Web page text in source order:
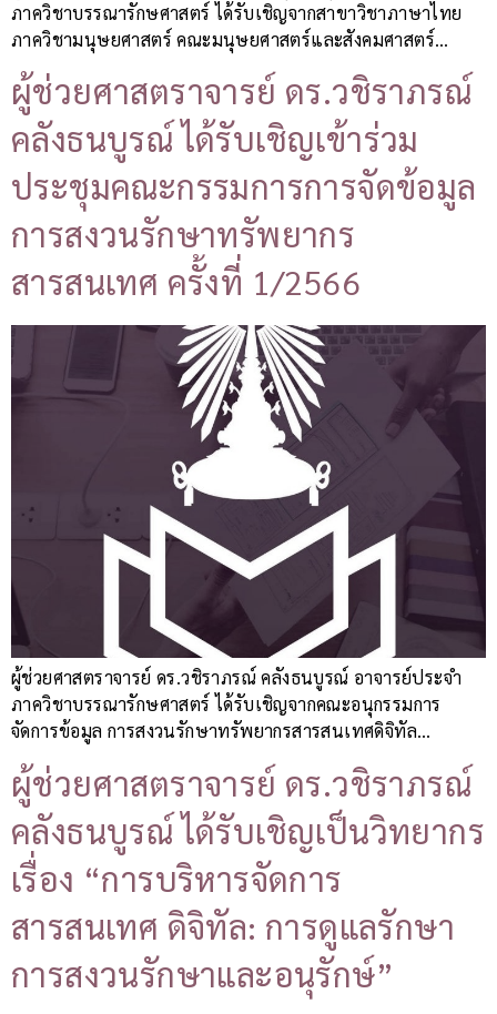
ภาควิชาบรรณารักษศาสตร์ ได้รับเชิญจากสาขาวิชาภาษาไทย
ภาควิชามนุษยศาสตร์ คณะมนุษยศาสตร์และสังคมศาสตร์…
ผู้ช่วยศาสตราจารย์ ดร.วชิราภรณ์
คลังธนบูรณ์ ได้รับเชิญเข้าร่วม
ประชุมคณะกรรมการการจัดข้อมูล
การสงวนรักษาทรัพยากร
สารสนเทศ ครั้งที่ 1/2566
ผู้ช่วยศาสตราจารย์ ดร.วชิราภรณ์ คลังธนบูรณ์ อาจารย์ประจำ
ภาควิชาบรรณารักษศาสตร์ ได้รับเชิญจากคณะอนุกรรมการ
จัดการข้อมูล การสงวนรักษาทรัพยากรสารสนเทศดิจิทัล…
ผู้ช่วยศาสตราจารย์ ดร.วชิราภรณ์
คลังธนบูรณ์ ได้รับเชิญเป็นวิทยากร
เรื่อง “การบริหารจัดการ
สารสนเทศ ดิจิทัล: การดูแลรักษา
การสงวนรักษาและอนุรักษ์”